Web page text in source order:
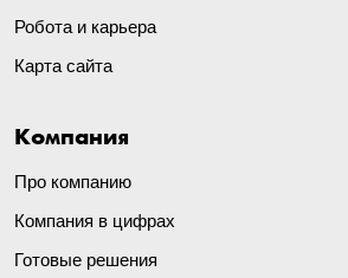
Робота и карьера
Карта сайта
Компания
Про компанию
Компания в цифрах
Готовые решения